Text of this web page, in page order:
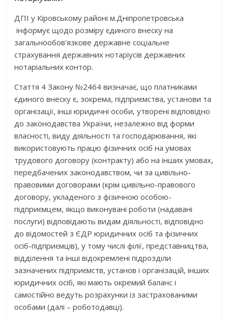
ДПІ у Кіровському районі м.Дніпропетровська
інформує щодо розміру єдиного внеску на
загальнообов’язкове державне соціальне
страхування державних нотаріусів державних
нотаріальних контор.
Стаття 4 Закону №2464 визначає, що платниками
єдиного внеску є, зокрема, підприємства, установи та
організації, інші юридичні особи, утворені відповідно
до законодавства України, незалежно від форми
власності, виду діяльності та господарювання, які
використовують працю фізичних осіб на умовах
трудового договору (контракту) або на інших умовах,
передбачених законодавством, чи за цивільно-
правовими договорами (крім цивільно-правового
договору, укладеного з фізичною особою-
підприємцем, якщо виконувані роботи (надавані
послуги) відповідають видам діяльності, відповідно
до відомостей з ЄДР юридичних осіб та фізичних
осіб-підприємців), у тому числі філії, представництва,
відділення та інші відокремлені підрозділи
зазначених підприємств, установ і організацій, інших
юридичних осіб, які мають окремий баланс і
самостійно ведуть розрахунки із застрахованими
особами (далі – роботодавці).